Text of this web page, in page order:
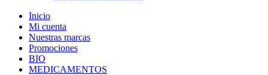
Inicio
Mi cuenta
Nuestras marcas
Promociones
BIO
MEDICAMENTOS